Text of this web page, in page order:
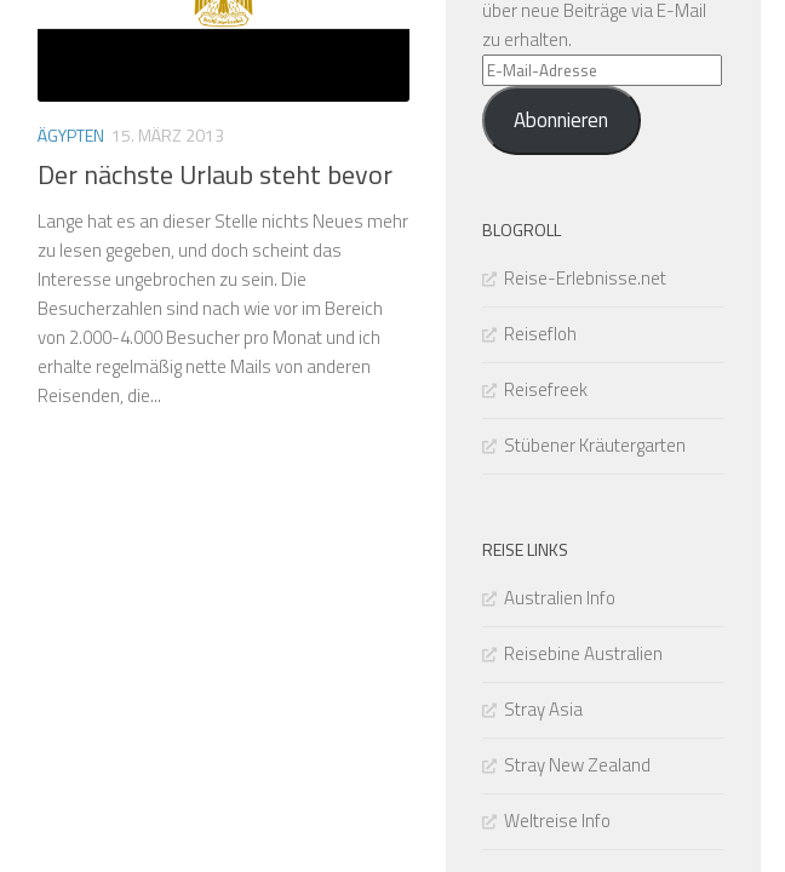
ÄGYPTEN 15. MÄRZ 2013
Der nächste Urlaub steht bevor
Lange hat es an dieser Stelle nichts Neues mehr
zu lesen gegeben, und doch scheint das
Interesse ungebrochen zu sein. Die
Besucherzahlen sind nach wie vor im Bereich
von 2.000-4.000 Besucher pro Monat und ich
erhalte regelmäßig nette Mails von anderen
Reisenden, die...
über neue Beiträge via E-Mail
zu erhalten.
E-
Mail-
AdresseAbonnieren
BLOGROLL
Reise-Erlebnisse.net
Reisefloh
Reisefreek
Stübener Kräutergarten
REISE LINKS
Australien Info
Reisebine Australien
Stray Asia
Stray New Zealand
Weltreise Info